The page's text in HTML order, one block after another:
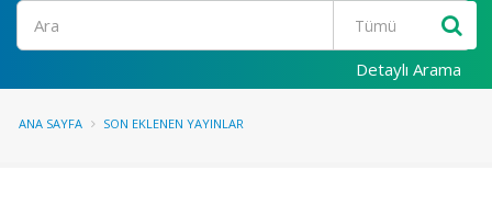
Ara
Detaylı Arama
ANA SAYFA SON EKLENEN YAYINLAR